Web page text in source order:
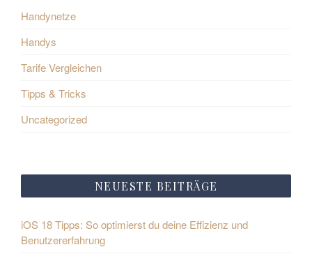
Handynetze
Handys
Tarife Vergleichen
Tipps & Tricks
Uncategorized
NEUESTE BEITRÄGE
iOS 18 Tipps: So optimierst du deine Effizienz und
Benutzererfahrung